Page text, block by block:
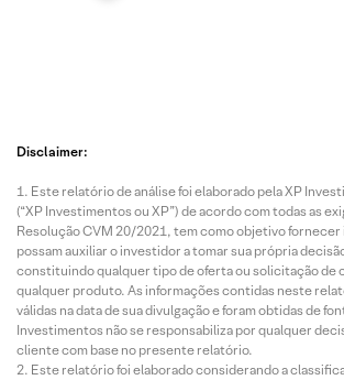
Disclaimer:
Este relatório de análise foi elaborado pela XP
(“XP Investimentos ou XP”) de acordo com todas as
Resolução CVM 20/2021, tem como objetivo fornecer
possam auxiliar o investidor a tomar sua própria
constituindo qualquer tipo de oferta ou solicitação de
qualquer produto. As informações contidas neste
válidas na data de sua divulgação e foram obtidas de
Investimentos não se responsabiliza por qualquer
cliente com base no presente relatório.
Este relatório foi elaborado considerando a